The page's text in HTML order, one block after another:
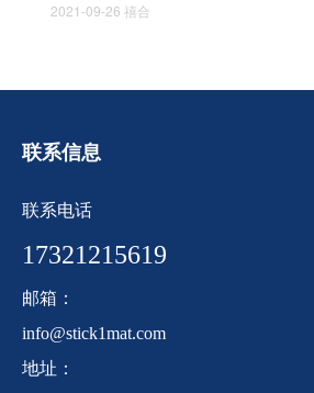
2021-09-26 禧合
联系信息
联系电话
17321215619
邮箱：
info@stick1mat.com
地址：